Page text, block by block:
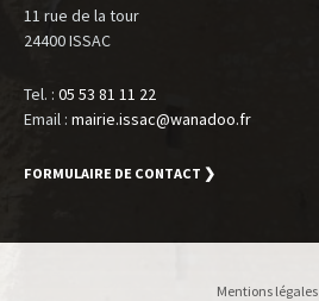
11 rue de la tour
24400 ISSAC
Tel. : 05 53 81 11 22
Email : mairie.issac@wanadoo.fr
FORMULAIRE DE CONTACT ❯
Mentions légales